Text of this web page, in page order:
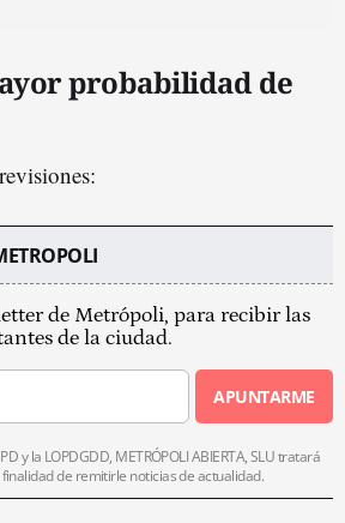
probabilidad de
de Metrópoli, para recibir las
de la ciudad.
APUNTARME
y la LOPDGDD, METRÓPOLI ABIERTA, SLU tratará
de remitirle noticias de actualidad.